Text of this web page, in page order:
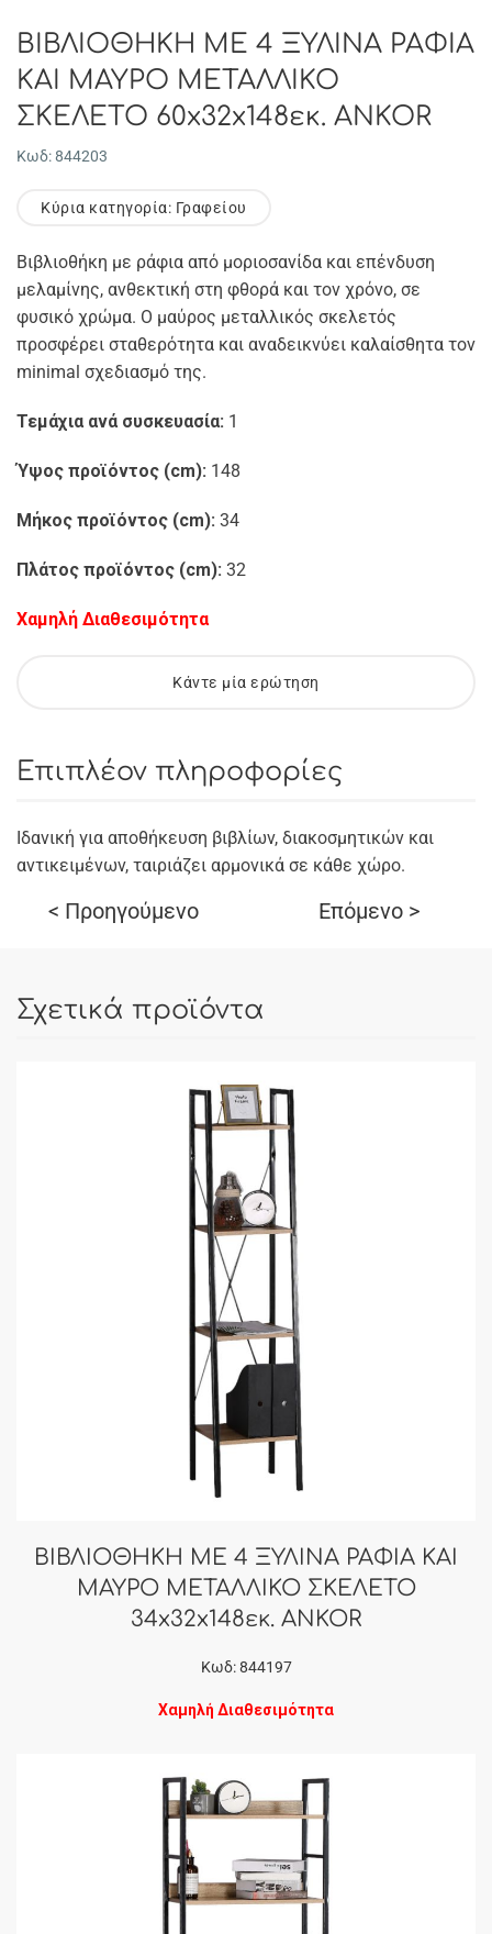
ΒΙΒΛΙΟΘΗΚΗ ΜΕ 4 ΞΥΛΙΝΑ ΡΑΦΙΑ
ΚΑΙ ΜΑΥΡΟ ΜΕΤΑΛΛΙΚΟ
ΣΚΕΛΕΤΟ 60x32x148εκ. ANKOR
Κωδ: 844203
Κύρια κατηγορία: Γραφείου
Βιβλιοθήκη με ράφια από μοριοσανίδα και επένδυση
μελαμίνης, ανθεκτική στη φθορά και τον χρόνο, σε
φυσικό χρώμα. Ο μαύρος μεταλλικός σκελετός
προσφέρει σταθερότητα και αναδεικνύει καλαίσθητα τον
minimal σχεδιασμό της.
Τεμάχια ανά συσκευασία: 1
Ύψος προϊόντος (cm): 148
Μήκος προϊόντος (cm): 34
Πλάτος προϊόντος (cm): 32
Χαμηλή Διαθεσιμότητα
Κάντε μία ερώτηση
Επιπλέον πληροφορίες
Ιδανική για αποθήκευση βιβλίων, διακοσμητικών και
αντικειμένων, ταιριάζει αρμονικά σε κάθε χώρο.
< Προηγούμενο Επόμενο >
Σχετικά προϊόντα
ΒΙΒΛΙΟΘΗΚΗ ΜΕ 4 ΞΥΛΙΝΑ ΡΑΦΙΑ ΚΑΙ
ΜΑΥΡΟ ΜΕΤΑΛΛΙΚΟ ΣΚΕΛΕΤΟ
34x32x148εκ. ANKOR
Κωδ: 844197
Χαμηλή Διαθεσιμότητα